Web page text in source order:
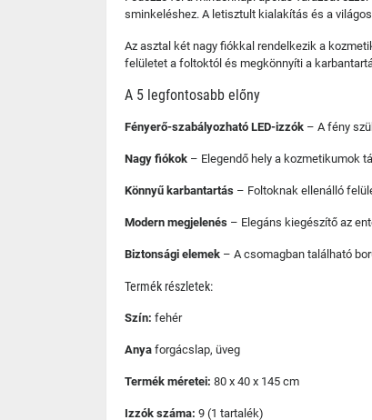
sminkeléshez. A letisztult kialakítás és a
Az asztal két nagy fiókkal rendelkezik a
felületet a foltoktól és megkönnyíti a
A 5 legfontosabb előny
Fényerő-szabályozható LED-izzók – A fény
Nagy fiókok – Elegendő hely a kozmetikumok
Könnyű karbantartás – Foltoknak ellenálló
Modern megjelenés – Elegáns kiegészítő az
Biztonsági elemek – A csomagban található
Termék részletek:
Szín: fehér
Anya forgácslap, üveg
Termék méretei: 80 x 40 x 145 cm
Izzók száma: 9 (1 tartalék)